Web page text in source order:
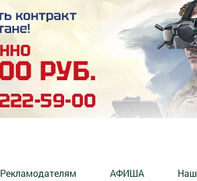
Рекламодателям АФИША